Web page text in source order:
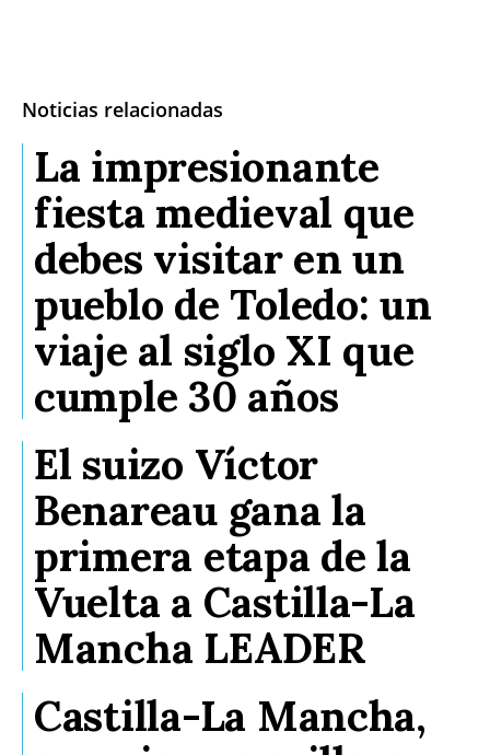
Noticias relacionadas
La impresionante
fiesta medieval que
debes visitar en un
pueblo de Toledo: un
viaje al siglo XI que
cumple 30 años
El suizo Víctor
Benareau gana la
primera etapa de la
Vuelta a Castilla-La
Mancha LEADER
Castilla-La Mancha,